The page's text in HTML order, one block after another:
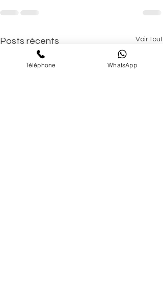
Posts récents Voir tout
Téléphone WhatsApp